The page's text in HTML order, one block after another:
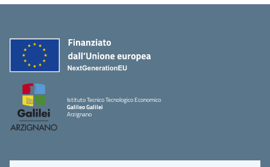
Istituto Tecnico Tecnologico Economico
Galileo Galilei
Arzignano